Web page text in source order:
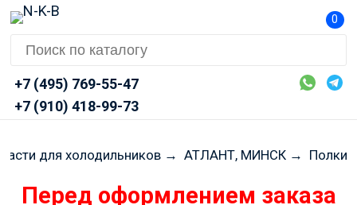
0
+7 (495) 769-55-47
+7 (910) 418-99-73
для холодильников → АТЛАНТ, МИНСК→ Полки